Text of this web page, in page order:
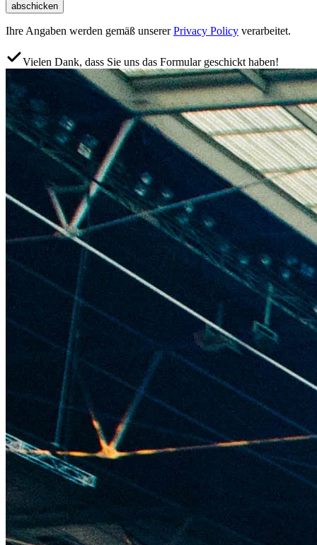
abschicken
Ihre Angaben werden gemäß unsererPrivacy Policy verarbeitet.
Vielen Dank, dass Sie uns das Formular geschickt haben!